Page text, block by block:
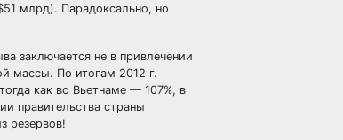
млрд). Парадоксально, но
заключается не в привлечении
массы. По итогам 2012 г.
как во Вьетнаме — 107%, в
правительства страны
резервов!